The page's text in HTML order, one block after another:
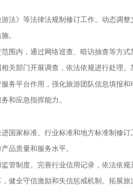
法》等法律法规制修订工作。动态调
。
围内，通过网络巡查、暗访抽查等方
关部门开展调查，依法依规进行处理。
务平台作用，强化旅游团队信息填报
和应急指挥能力。
国家标准、行业标准和地方标准制修
品质量和服务水平。
管制度。完善行业信用记录，依法依
健全守信激励和失信惩戒机制。拓展